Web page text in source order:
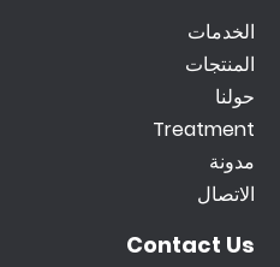
الخدمات
المنتجات
حولنا
Treatment
مدونة
الاتصال
Contact Us